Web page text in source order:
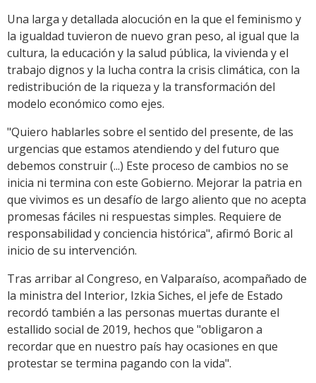
Una larga y detallada alocución en la que el feminismo y
la igualdad tuvieron de nuevo gran peso, al igual que la
cultura, la educación y la salud pública, la vivienda y el
trabajo dignos y la lucha contra la crisis climática, con la
redistribución de la riqueza y la transformación del
modelo económico como ejes.
"Quiero hablarles sobre el sentido del presente, de las
urgencias que estamos atendiendo y del futuro que
debemos construir (...) Este proceso de cambios no se
inicia ni termina con este Gobierno. Mejorar la patria en
que vivimos es un desafío de largo aliento que no acepta
promesas fáciles ni respuestas simples. Requiere de
responsabilidad y conciencia histórica", afirmó Boric al
inicio de su intervención.
Tras arribar al Congreso, en Valparaíso, acompañado de
la ministra del Interior, Izkia Siches, el jefe de Estado
recordó también a las personas muertas durante el
estallido social de 2019, hechos que "obligaron a
recordar que en nuestro país hay ocasiones en que
protestar se termina pagando con la vida".